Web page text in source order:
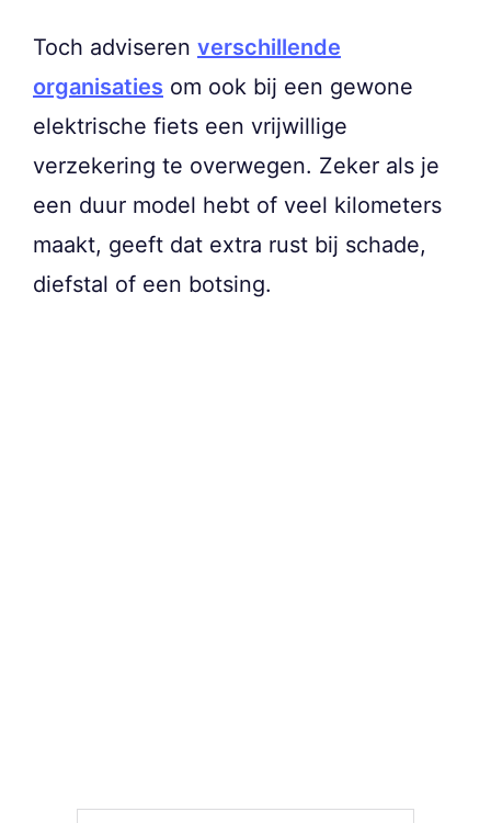
Toch adviseren verschillende
organisaties om ook bij een gewone
elektrische fiets een vrijwillige
verzekering te overwegen. Zeker als je
een duur model hebt of veel kilometers
maakt, geeft dat extra rust bij schade,
diefstal of een botsing.